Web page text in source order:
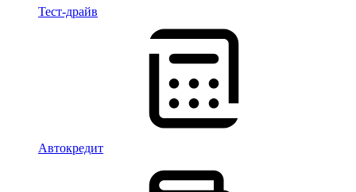
Тест-драйв
Автокредит